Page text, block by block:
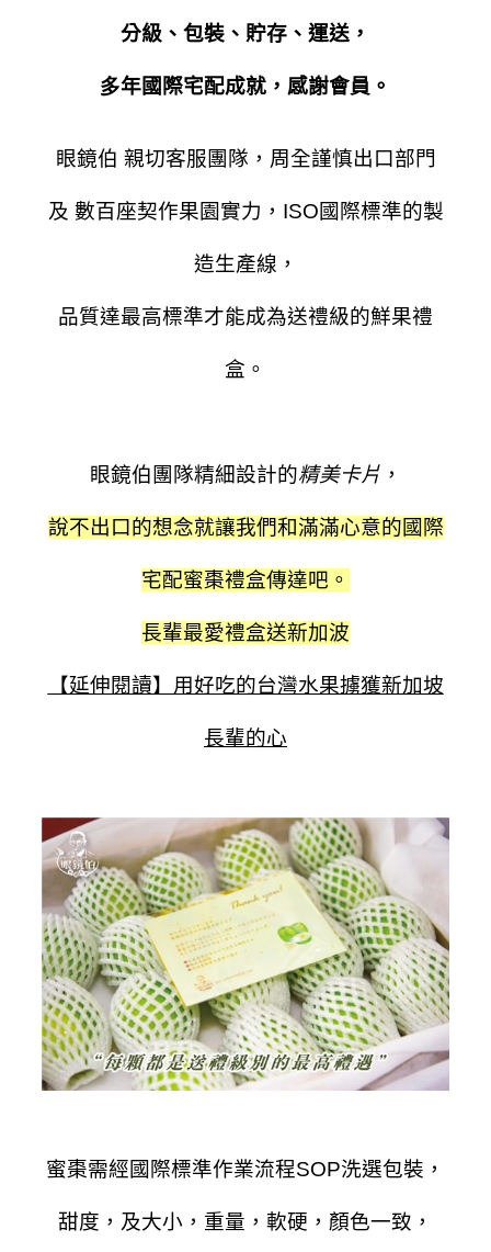
分級、包裝、貯存、運送，
多年國際宅配成就，感謝會員。
眼鏡伯 親切客服團隊，周全謹慎出口部門
及 數百座契作果園實力，ISO國際標準的製
造生產線，
品質達最高標準才能成為送禮級的鮮果禮
盒。
眼鏡伯團隊精細設計的精美卡片 ，
說不出口的想念就讓我們和滿滿心意的國際
宅配蜜棗禮盒傳達吧。
長輩最愛禮盒送新加波
【延伸閱讀】用好吃的台灣水果擄獲新加坡
長輩的心
蜜棗需經國際標準作業流程SOP洗選包裝，
甜度，及大小，重量，軟硬，顏色一致，